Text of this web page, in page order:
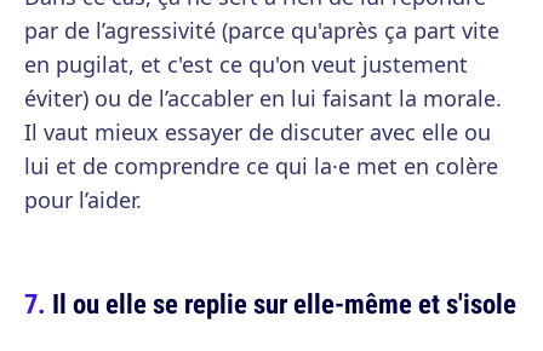
par de l’agressivité (parce qu'après ça part vite
en pugilat, et c'est ce qu'on veut justement
éviter) ou de l’accabler en lui faisant la morale.
Il vaut mieux essayer de discuter avec elle ou
lui et de comprendre ce qui la·e met en colère
pour l’aider.
Il ou elle se replie sur elle-même et s'isole